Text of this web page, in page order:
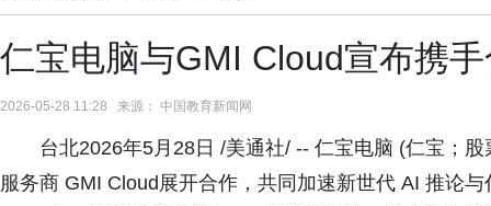
仁宝电脑与GMI Cloud宣布携
2026-05-28 11:28 来源： 中国教育新闻网
台北2026年5月28日 /美通社/ -- 仁宝电脑 (仁宝；
服务商 GMI Cloud展开合作，共同加速新世代 AI 推论